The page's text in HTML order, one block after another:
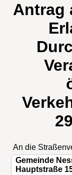
Antrag
An die